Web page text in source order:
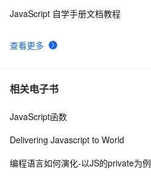
查看更多
JavaScript 自学手册文档教程
相关电子书
JavaScript函数
Delivering Javascript to World
编程语言如何演化-以JS的private为例